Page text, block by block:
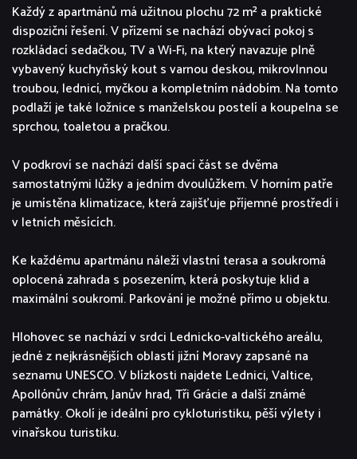
Každý z apartmánů má užitnou plochu 72 m² a praktické
dispoziční řešení. V přízemí se nachází obývací pokoj s
rozkládací sedačkou, TV a Wi-Fi, na který navazuje plně
vybavený kuchyňský kout s varnou deskou, mikrovlnnou
troubou, lednicí, myčkou a kompletním nádobím. Na tomto
podlaží je také ložnice s manželskou postelí a koupelna se
sprchou, toaletou a pračkou.
V podkroví se nachází další spací část se dvěma
samostatnými lůžky a jedním dvoulůžkem. V horním patře
je umístěna klimatizace, která zajišťuje příjemné prostředí i
v letních měsících.
Ke každému apartmánu náleží vlastní terasa a soukromá
oplocená zahrada s posezením, která poskytuje klid a
maximální soukromí. Parkování je možné přímo u objektu.
Hlohovec se nachází v srdci Lednicko-valtického areálu,
jedné z nejkrásnějších oblastí jižní Moravy zapsané na
seznamu UNESCO. V blízkosti najdete Lednici, Valtice,
Apollónův chrám, Janův hrad, Tři Grácie a další známé
památky. Okolí je ideální pro cykloturistiku, pěší výlety i
vinařskou turistiku.